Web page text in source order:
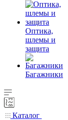
Оптика,
шлемы и
защита
Багажники
Каталог